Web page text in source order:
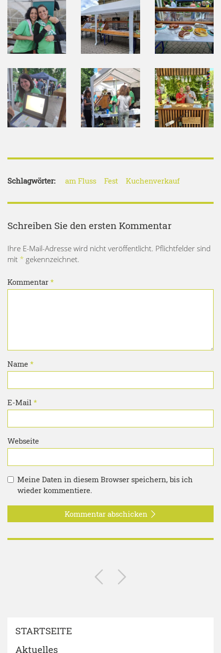
Schlagwörter: am Fluss Fest Kuchenverkauf
Schreiben Sie den ersten Kommentar
Ihre E-Mail-Adresse wird nicht veröffentlicht. Pflichtfelder sind
mit * gekennzeichnet.
Kommentar *
Name *
E-Mail *
Webseite
Meine Daten in diesem Browser speichern, bis ich
wieder kommentiere.
Kommentar abschicken
STARTSEITE
Aktuelles